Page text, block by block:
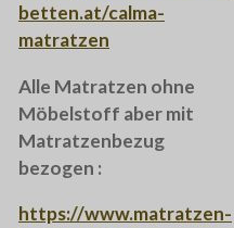
betten.at/calma-
matratzen
Alle Matratzen ohne
Möbelstoff aber mit
Matratzenbezug
bezogen :
https://www.matratzen-